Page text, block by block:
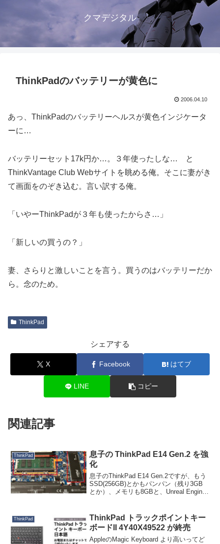
クマデジタル
ThinkPadのバッテリーが黄色に
2006.04.10
あっ、ThinkPadのバッテリーヘルスが黄色インジケータ
ーに…
バッテリーセット17k円か…。３年使ったしな… と
ThinkVantage Club Webサイトを眺める俺。そこに妻がき
て画面をのぞき込む。言い訳する俺。
「いやーThinkPadが３年も使ったからさ…」
「新しいの買うの？」
妻、さらりと激しいことを言う。買うのはバッテリーだか
ら。念のため。
ThinkPad
シェアする
X Facebook はてブ
LINE コピー
関連記事
ThinkPad
息子の ThinkPad E14 Gen.2 を強
化
息子のThinkPad E14 Gen.2ですが、もう
SSD(256GB)とかもパンパン（残り3GB
とか）、メモリも8GBと、Unreal Engine
に入る...
ThinkPad
ThinkPad トラックポイントキー
ボードII 4Y40X49522 が終売
AppleのMagic Keyboard より高いってど